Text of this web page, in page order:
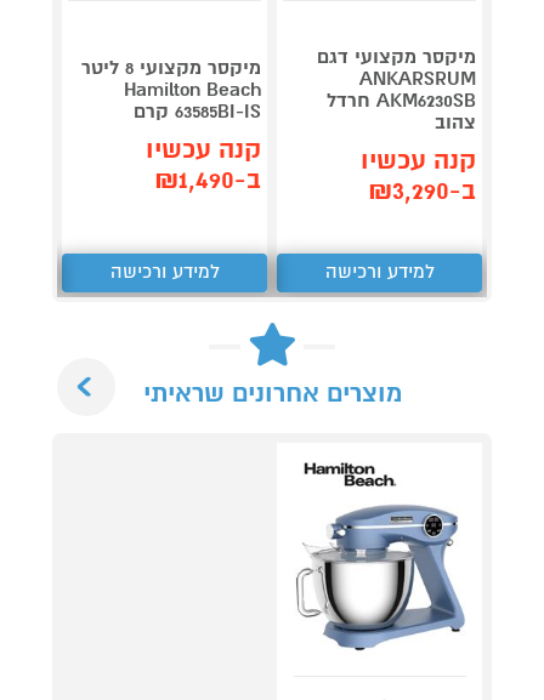
מיקסר מקצועי דגם
ANKARSRUM
AKM6230SB חרדל
צהוב
קנה עכשיו
ב-₪3,290
למידע ורכישה
מיקסר מקצועי 8 ליטר
Hamilton Beach
63585BI-IS קרם
קנה עכשיו
ב-₪1,490
למידע ורכישה
מוצרים אחרונים שראיתי